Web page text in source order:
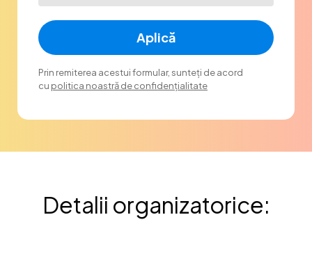
Aplică
Prin remiterea acestui formular, sunteți de acord
cu politica noastră de confidențialitate
Detalii organizatorice: